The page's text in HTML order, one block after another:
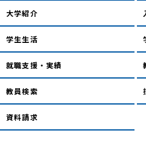
大学紹介
学生生活
就職支援・実績
教員検索
資料請求